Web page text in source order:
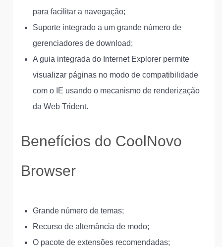
para facilitar a navegação;
Suporte integrado a um grande número de
gerenciadores de download;
A guia integrada do Internet Explorer permite
visualizar páginas no modo de compatibilidade
com o IE usando o mecanismo de renderização
da Web Trident.
Benefícios do CoolNovo
Browser
Grande número de temas;
Recurso de alternância de modo;
O pacote de extensões recomendadas;